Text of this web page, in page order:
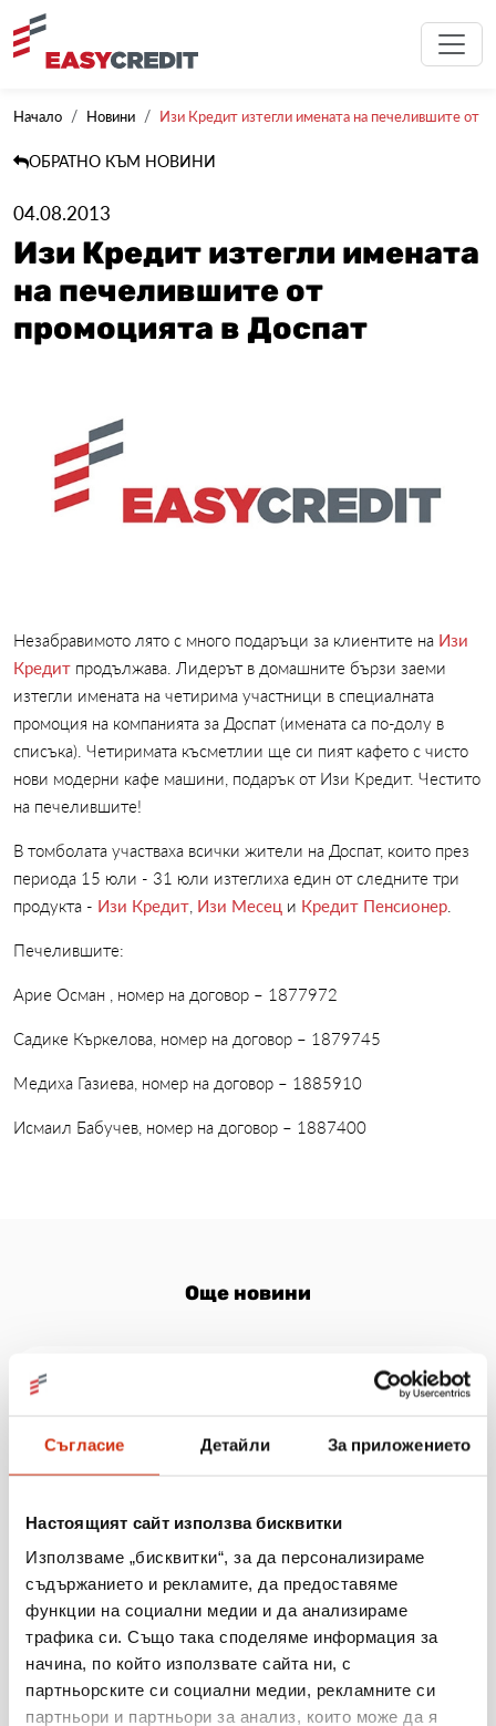
Съгласие Детайли За приложението
Настоящият сайт използва бисквитки
Използваме „бисквитки“, за да персонализираме
съдържанието и рекламите, да предоставяме
функции на социални медии и да анализираме
трафика си. Също така споделяме информация за
начина, по който използвате сайта ни, с
партньорските си социални медии, рекламните си
партньори и партньори за анализ, които може да я
Начало Новини Изи Кредит изтегли имената на печелившите от
ОБРАТНО КЪМ НОВИНИ
04.08.2013
Изи Кредит изтегли имената
на печелившите от
промоцията в Доспат
Незабравимото лято с много подаръци за клиентите на Изи
Кредит продължава. Лидерът в домашните бързи заеми
изтегли имената на четирима участници в специалната
промоция на компанията за Доспат (имената са по-долу в
списъка). Четиримата късметлии ще си пият кафето с чисто
нови модерни кафе машини, подарък от Изи Кредит. Честито
на печелившите!
В томболата участваха всички жители на Доспат, които през
периода 15 юли - 31 юли изтеглиха един от следните три
продукта - Изи Кредит, Изи Месец и Кредит Пенсионер.
Печелившите:
Арие Осман , номер на договор – 1877972
Садике Къркелова, номер на договор – 1879745
Медиха Газиева, номер на договор – 1885910
Исмаил Бабучев, номер на договор – 1887400
Още новини
сбъднати желания и 203 изненади
31.07.2026
„Мобилен кабинет за репродуктивно здраве“
посети три населени места в община Разград